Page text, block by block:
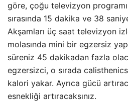
göre, çoğu televizyon
sırasında 15 dakika ve 38
Akşamları üç saat televizyon
molasında mini bir egzersiz
süreniz 45 dakikadan fazla
egzersizci, o sırada
kalori yakar. Ayrıca gücü
esnekliği artıracaksınız.